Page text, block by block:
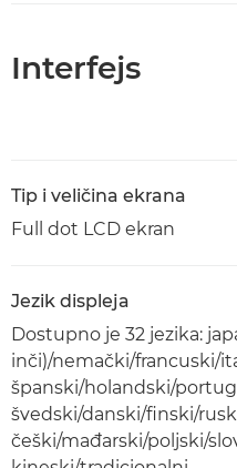
Interfejs
Tip i veličina ekrana
Full dot LCD ekran
Jezik displeja
Dostupno je 32 jezika:
inči)/nemački/francuski/
španski/holandski/
švedski/danski/finski/
češki/mađarski/poljski/